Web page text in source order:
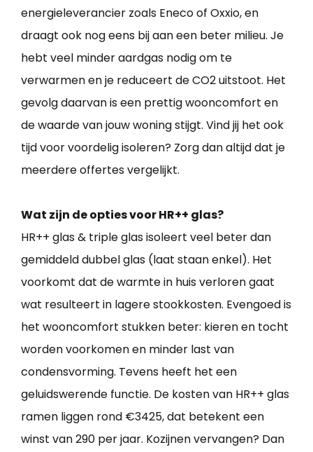
energieleverancier zoals Eneco of Oxxio, en
draagt ook nog eens bij aan een beter milieu. Je
hebt veel minder aardgas nodig om te
verwarmen en je reduceert de CO2 uitstoot. Het
gevolg daarvan is een prettig wooncomfort en
de waarde van jouw woning stijgt. Vind jij het ook
tijd voor voordelig isoleren? Zorg dan altijd dat je
meerdere offertes vergelijkt.
Wat zijn de opties voor HR++ glas?
HR++ glas & triple glas isoleert veel beter dan
gemiddeld dubbel glas (laat staan enkel). Het
voorkomt dat de warmte in huis verloren gaat
wat resulteert in lagere stookkosten. Evengoed is
het wooncomfort stukken beter: kieren en tocht
worden voorkomen en minder last van
condensvorming. Tevens heeft het een
geluidswerende functie. De kosten van HR++ glas
ramen liggen rond €3425, dat betekent een
winst van 290 per jaar. Kozijnen vervangen? Dan